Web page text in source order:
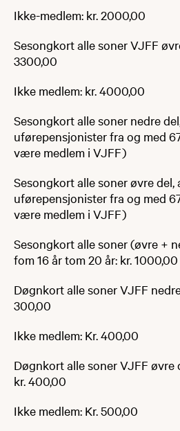
Ikke-medlem: kr. 2000,00
Sesongkort alle soner VJFF
3300,00
Ikke medlem: kr. 4000,00
Sesongkort alle soner nedre
uførepensjonister fra og med
være medlem i VJFF)
Sesongkort alle soner øvre del,
uførepensjonister fra og med
være medlem i VJFF)
Sesongkort alle soner (øvre +
fom 16 år tom 20 år: kr. 1000,00
Døgnkort alle soner VJFF
300,00
Ikke medlem: Kr. 400,00
Døgnkort alle soner VJFF øvre
kr. 400,00
Ikke medlem: Kr. 500,00